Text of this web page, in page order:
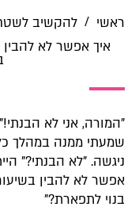
ראשי / להקשיב
איך אפשר לא
"המורה, אני לא
שמעתי ממנה במהלך
ניגשה. "לא הבנתי?"
אפשר לא להבין
בנוי לתפארת?"